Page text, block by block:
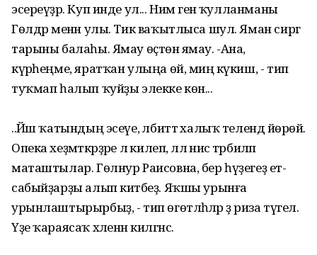
эсереүҙәр. Куп инде ул... Нимә генә ҡулланманы
Гөлдәр менән улы. Тик ваҡытлыса шул. Яман сиргә
тарыны балаһы. Ямау өҫтөнә ямау. -Ана,
күрәһеңме, яратҡан улыңа өй, миңә күкиш, - тип
туҡмап һалып ҡуйҙы элекке көн...
..Йәш ҡатындың эсеүе, әлбиттә халыҡ телендә йөрөй.
Опека хеҙмәткәрҙәре лә килеп, әллә нисә тәрбиәләп
маташтылар. Гөлнур Раисовна, бер һүҙегеҙ етә-
сабыйҙарҙы алып китәбеҙ. Яҡшы урынға
урынлаштырырбыҙ, - тип өгөтләһәләр ҙә риза түгел.
Үҙе ҡараясаҡ хәленән килгәнсә.